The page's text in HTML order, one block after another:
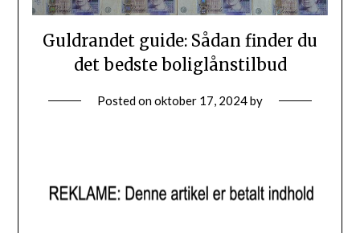
Guldrandet guide: Sådan finder du
det bedste boliglånstilbud
Posted onoktober 17, 2024by